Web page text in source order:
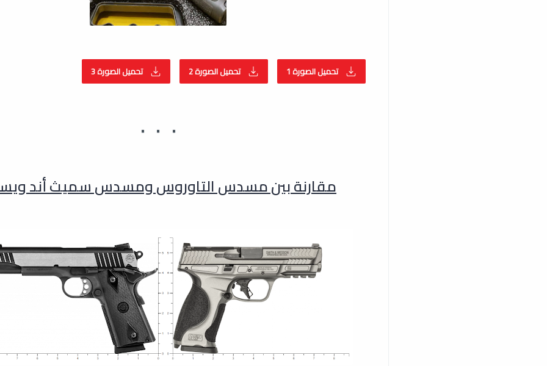
تحميل الصورة 1 تحميل الصورة 2 تحميل الصورة 3
مقارنة بين مسدس التاوروس ومسدس سميث أند